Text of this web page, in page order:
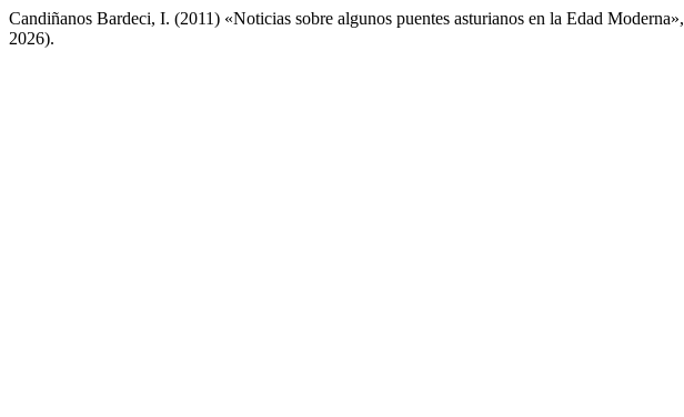
Candiñanos Bardeci, I. (2011) «Noticias sobre algunos puentes asturianos en la Edad Moderna»,
2026).